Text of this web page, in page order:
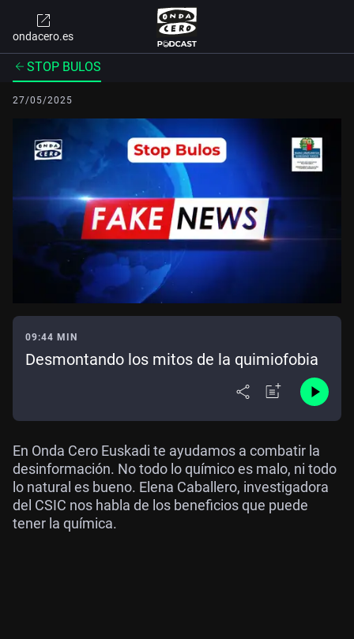
ondacero.es
STOP BULOS
27/05/2025
09:44 MIN
Desmontando los mitos de la quimiofobia
En Onda Cero Euskadi te ayudamos a combatir la
desinformación. No todo lo químico es malo, ni todo
lo natural es bueno. Elena Caballero, investigadora
del CSIC nos habla de los beneficios que puede
tener la química.